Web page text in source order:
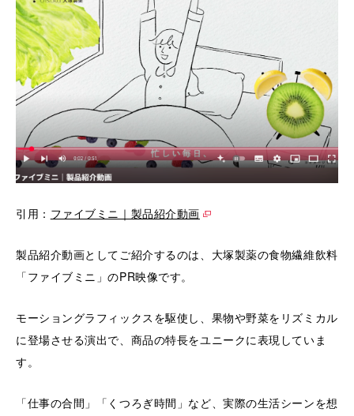
引用： ファイブミニ｜製品紹介動画
製品紹介動画としてご紹介するのは、大塚製薬の食物繊維飲料
「ファイブミニ」のPR映像です。
モーショングラフィックスを駆使し、果物や野菜をリズミカル
に登場させる演出で、商品の特長をユニークに表現していま
す。
「仕事の合間」「くつろぎ時間」など、実際の生活シーンを想